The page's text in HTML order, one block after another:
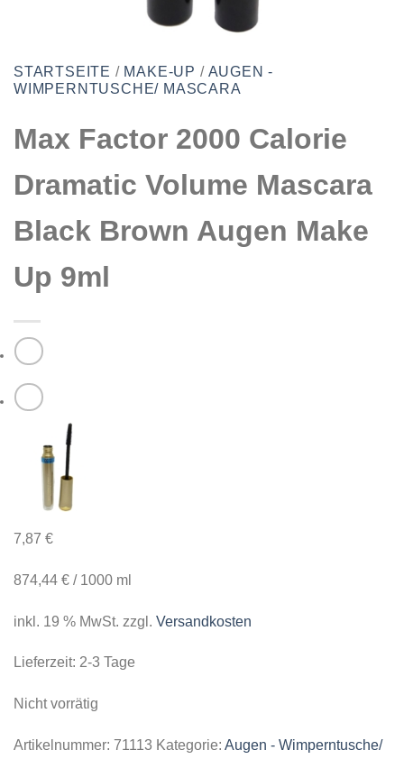
STARTSEITE / MAKE-UP / AUGEN -
WIMPERNTUSCHE/ MASCARA
Max Factor 2000 Calorie
Dramatic Volume Mascara
Black Brown Augen Make
Up 9ml
7,87 €
874,44 € / 1000 ml
inkl. 19 % MwSt. zzgl. Versandkosten
Lieferzeit: 2-3 Tage
Nicht vorrätig
Artikelnummer: 71113 Kategorie: Augen - Wimperntusche/